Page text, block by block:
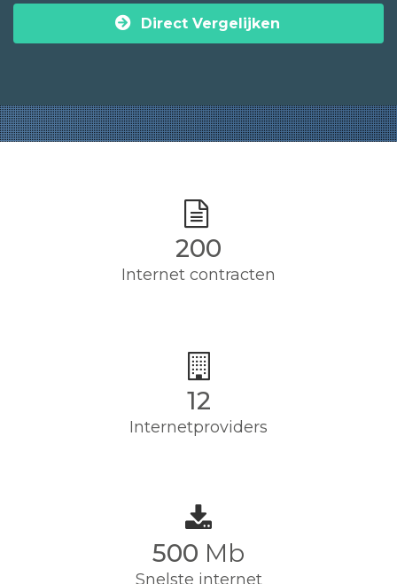
Direct Vergelijken
200
Internet contracten
12
Internetproviders
500 Mb
Snelste internet